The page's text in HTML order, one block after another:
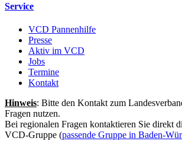
Service
VCD Pannenhilfe
Presse
Aktiv im VCD
Jobs
Termine
Kontakt
Hinweis: Bitte den Kontakt zum
Fragen nutzen.
Bei regionalen Fragen kontaktieren Sie direkt
VCD-Gruppe (passende Gruppe in Baden-